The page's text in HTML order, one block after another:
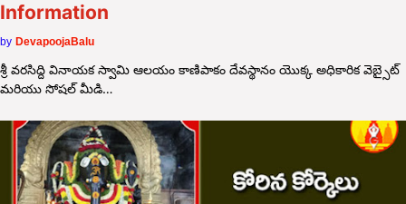
Information
by DevapoojaBalu
శ్రీ వరసిద్ది వినాయక స్వామి ఆలయం కాణిపాకం దేవస్థానం యొక్క అధికారిక వెబ్సైట్
మరియు సోషల్ మీడి…